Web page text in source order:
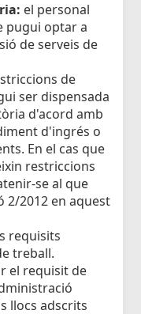
el personal
pugui optar a
de serveis de
de
ser dispensada
d'acord amb
d'ingrés o
En el cas que
restriccions
se al que
2/2012 en aquest
requisits
treball.
el requisit de
llocs adscrits